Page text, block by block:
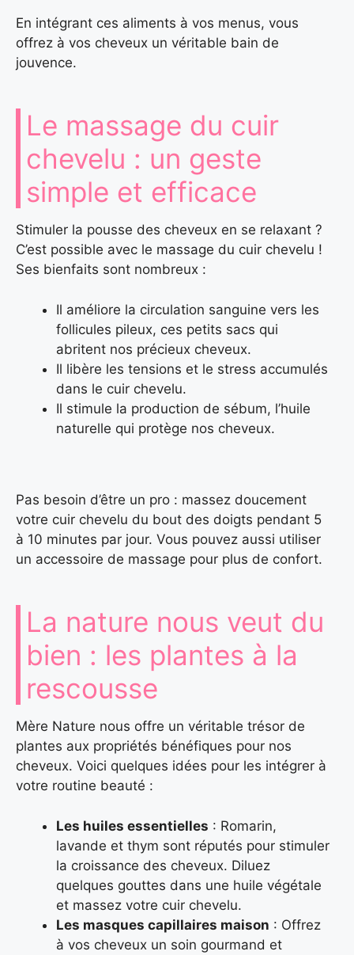
En intégrant ces aliments à vos menus, vous
offrez à vos cheveux un véritable bain de
jouvence.
Le massage du cuir
chevelu : un geste
simple et efficace
Stimuler la pousse des cheveux en se relaxant ?
C’est possible avec le massage du cuir chevelu !
Ses bienfaits sont nombreux :
Il améliore la circulation sanguine vers les
follicules pileux, ces petits sacs qui
abritent nos précieux cheveux.
Il libère les tensions et le stress accumulés
dans le cuir chevelu.
Il stimule la production de sébum, l’huile
naturelle qui protège nos cheveux.
Pas besoin d’être un pro : massez doucement
votre cuir chevelu du bout des doigts pendant 5
à 10 minutes par jour. Vous pouvez aussi utiliser
un accessoire de massage pour plus de confort.
La nature nous veut du
bien : les plantes à la
rescousse
Mère Nature nous offre un véritable trésor de
plantes aux propriétés bénéfiques pour nos
cheveux. Voici quelques idées pour les intégrer à
votre routine beauté :
Les huiles essentielles : Romarin,
lavande et thym sont réputés pour stimuler
la croissance des cheveux. Diluez
quelques gouttes dans une huile végétale
et massez votre cuir chevelu.
Les masques capillaires maison : Offrez
à vos cheveux un soin gourmand et